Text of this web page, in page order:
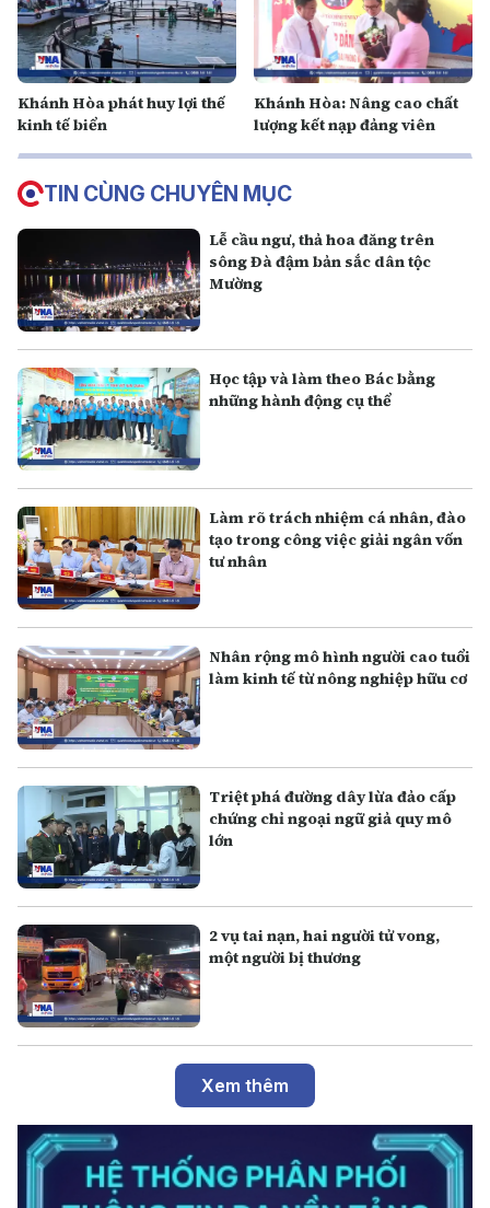
Khánh Hòa phát huy lợi thế
kinh tế biển
Khánh Hòa: Nâng cao chất
lượng kết nạp đảng viên
TIN CÙNG CHUYÊN MỤC
Lễ cầu ngư, thả hoa đăng trên
sông Đà đậm bản sắc dân tộc
Mường
Học tập và làm theo Bác bằng
những hành động cụ thể
Làm rõ trách nhiệm cá nhân, đào
tạo trong công việc giải ngân vốn
tư nhân
Nhân rộng mô hình người cao tuổi
làm kinh tế từ nông nghiệp hữu cơ
Triệt phá đường dây lừa đảo cấp
chứng chỉ ngoại ngữ giả quy mô
lớn
2 vụ tai nạn, hai người tử vong,
một người bị thương
Xem thêm